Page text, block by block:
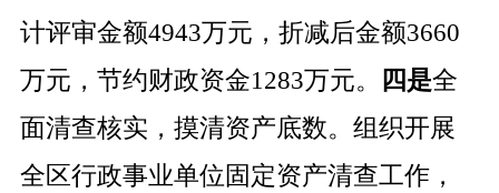
计评审金额4943万元，折减后金额3660
万元，节约财政资金1283万元。 四是全
面清查核实，摸清资产底数。组织开展
全区行政事业单位固定资产清查工作，